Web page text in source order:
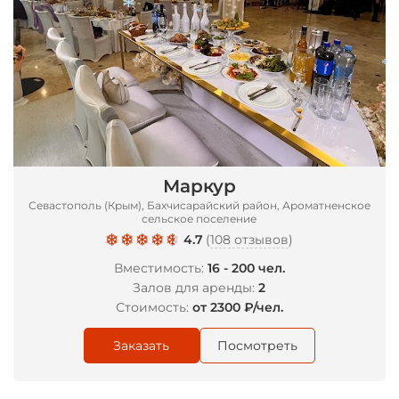
Маркур
Севастополь (Крым), Бахчисарайский район, Ароматненское
сельское поселение
4.7 (108 отзывов)
Вместимость: 16 - 200 чел.
Залов для аренды:2
Стоимость: от 2300 ₽/чел.
Заказать Посмотреть
*
*
*
*